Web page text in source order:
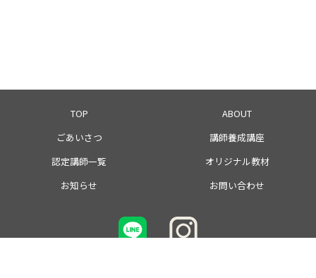
TOP
ABOUT
ごあいさつ
講師養成講座
認定講師一覧
オリジナル教材
お知らせ
お問い合わせ